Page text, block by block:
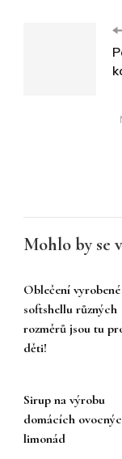
Mohlo by se
Oblečení vyrobené
softshellu různých
rozměrů jsou tu
děti!
Sirup na výrobu
domácích
limonád